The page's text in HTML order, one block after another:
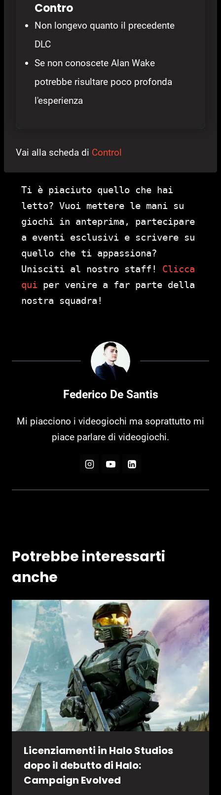
Contro
Non longevo quanto il precedente
DLC
Se non conoscete Alan Wake
potrebbe risultare poco profonda
l'esperienza
Vai alla scheda di Control
Ti è piaciuto quello che hai
letto? Vuoi mettere le mani su
giochi in anteprima, partecipare
a eventi esclusivi e scrivere su
quello che ti appassiona?
Unisciti al nostro staff! Clicca
qui per venire a far parte della
nostra squadra!
Federico De Santis
Mi piacciono i videogiochi ma soprattutto mi
piace parlare di videogiochi.
Potrebbe interessarti
anche
Licenziamenti in Halo Studios
dopo il debutto di Halo:
Campaign Evolved